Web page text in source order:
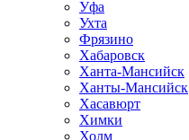
Уфа
Ухта
Фрязино
Хабаровск
Ханта-Мансийск
Ханты-Мансийск
Хасавюрт
Химки
Холм